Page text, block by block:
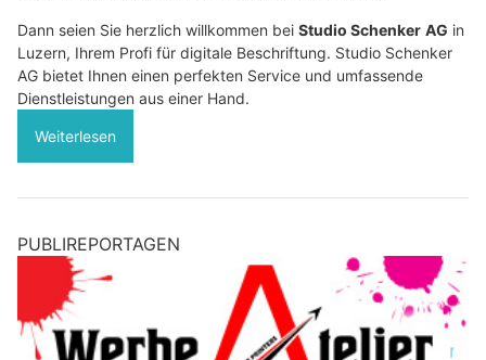
Dann seien Sie herzlich willkommen bei Studio Schenker AG in
Luzern, Ihrem Profi für digitale Beschriftung. Studio Schenker
AG bietet Ihnen einen perfekten Service und umfassende
Dienstleistungen aus einer Hand.
Weiterlesen
PUBLIREPORTAGEN